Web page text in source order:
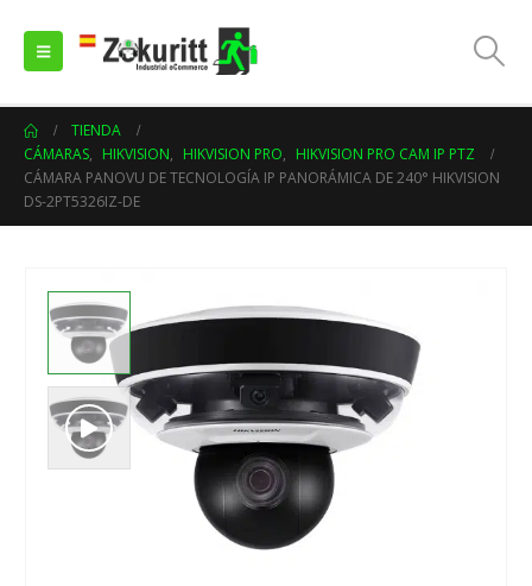
TIENDA
CÁMARAS, HIKVISION, HIKVISION PRO, HIKVISION PRO CAM IP PTZ
CÁMARA PANOVU DE TECNOLOGÍA IP PANORÁMICA DE 240° HIKVISION
DS-2PT5326IZ-DE